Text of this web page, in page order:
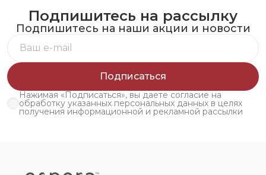
Подпишитесь на рассылку
Подпишитесь на наши акции и новости
Подписаться
Нажимая «Подписаться», вы даете согласие на
обработку указанных персональных данных в целях
получения информационной и рекламной рассылки